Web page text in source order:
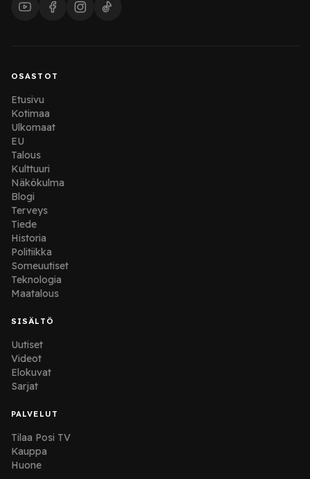
OSASTOT
Etusivu
Kotimaa
Ulkomaat
EU
Talous
Kulttuuri
Näkökulma
Blogi
Terveys
Tiede
Historia
Politiikka
Someuutiset
Teknologia
Maatalous
SISÄLTÖ
Uutiset
Videot
Elokuvat
Sarjat
PALVELUT
Tilaa Posi TV
Kauppa
Huone